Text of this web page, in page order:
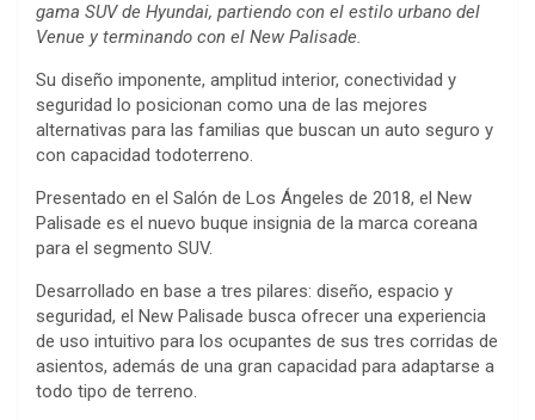
gama SUV de Hyundai, partiendo con el estilo urbano del
Venue y terminando con el New Palisade.
Su diseño imponente, amplitud interior, conectividad y
seguridad lo posicionan como una de las mejores
alternativas para las familias que buscan un auto seguro y
con capacidad todoterreno.
Presentado en el Salón de Los Ángeles de 2018, el New
Palisade es el nuevo buque insignia de la marca coreana
para el segmento SUV.
Desarrollado en base a tres pilares: diseño, espacio y
seguridad, el New Palisade busca ofrecer una experiencia
de uso intuitivo para los ocupantes de sus tres corridas de
asientos, además de una gran capacidad para adaptarse a
todo tipo de terreno.